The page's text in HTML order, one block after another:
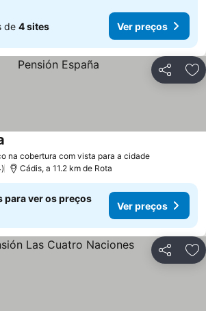
de 4 sites Ver preços
Partilhar
na cobertura com vista para a cidadeVer preços
Cádis, a 11.2 km de Rota
para ver os preços
Ver preços
Partilhar